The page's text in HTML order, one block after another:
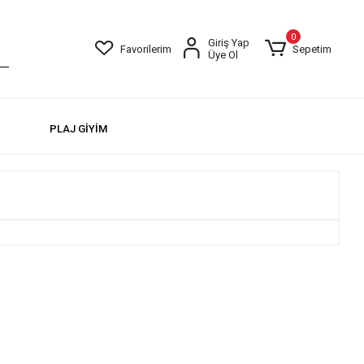
Favorilerim
Giriş Yap
Üye Ol
0
Sepetim
PLAJ GİYİM